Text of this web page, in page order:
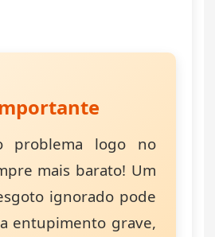
problema logo no
mais barato! Um
ignorado pode
entupimento grave,